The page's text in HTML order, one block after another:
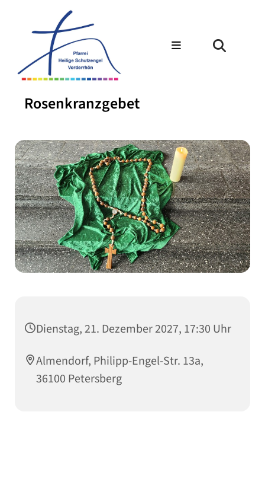
Rosenkranzgebet
Dienstag, 21. Dezember 2027, 17:30 Uhr
Almendorf, Philipp-Engel-Str. 13a,
36100 Petersberg